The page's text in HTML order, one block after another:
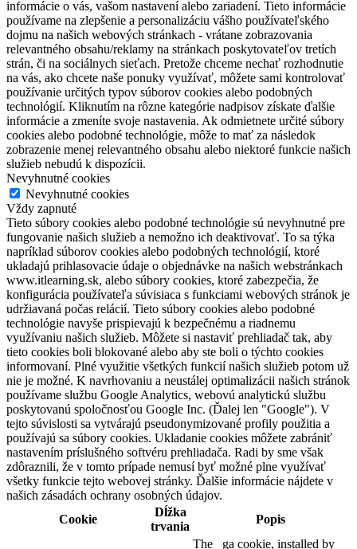
informácie o vás, vašom nastavení alebo zariadení. Tieto informácie
používame na zlepšenie a personalizáciu vášho používateľského
dojmu na našich webových stránkach - vrátane zobrazovania
relevantného obsahu/reklamy na stránkach poskytovateľov tretích
strán, či na sociálnych sieťach. Pretože chceme nechať rozhodnutie
na vás, ako chcete naše ponuky využívať, môžete sami kontrolovať
používanie určitých typov súborov cookies alebo podobných
technológií. Kliknutím na rôzne kategórie nadpisov získate ďalšie
informácie a zmeníte svoje nastavenia. Ak odmietnete určité súbory
cookies alebo podobné technológie, môže to mať za následok
zobrazenie menej relevantného obsahu alebo niektoré funkcie našich
služieb nebudú k dispozícii.
Nevyhnutné cookies
Nevyhnutné cookies
Vždy zapnuté
Tieto súbory cookies alebo podobné technológie sú nevyhnutné pre
fungovanie našich služieb a nemožno ich deaktivovať. To sa týka
napríklad súborov cookies alebo podobných technológií, ktoré
ukladajú prihlasovacie údaje o objednávke na našich webstránkach
www.itlearning.sk, alebo súbory cookies, ktoré zabezpečia, že
konfigurácia používateľa súvisiaca s funkciami webových stránok je
udržiavaná počas relácií. Tieto súbory cookies alebo podobné
technológie navyše prispievajú k bezpečnému a riadnemu
využívaniu našich služieb. Môžete si nastaviť prehliadač tak, aby
tieto cookies boli blokované alebo aby ste boli o týchto cookies
informovaní. Plné využitie všetkých funkcií našich služieb potom už
nie je možné. K navrhovaniu a neustálej optimalizácii našich stránok
používame službu Google Analytics, webovú analytickú službu
poskytovanú spoločnosťou Google Inc. (Ďalej len "Google"). V
tejto súvislosti sa vytvárajú pseudonymizované profily použitia a
používajú sa súbory cookies. Ukladanie cookies môžete zabrániť
nastavením príslušného softvéru prehliadača. Radi by sme však
zdôraznili, že v tomto prípade nemusí byť možné plne využívať
všetky funkcie tejto webovej stránky. Ďalšie informácie nájdete v
našich zásadách ochrany osobných údajov.
Cookie
Dĺžka
trvania
Popis
The _ga cookie, installed by